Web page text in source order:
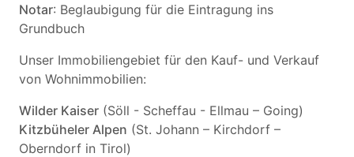
Notar: Beglaubigung für die Eintragung ins
Grundbuch
Unser Immobiliengebiet für den Kauf- und Verkauf
von Wohnimmobilien:
Wilder Kaiser (Söll - Scheffau - Ellmau – Going)
Kitzbüheler Alpen (St. Johann – Kirchdorf –
Oberndorf in Tirol)